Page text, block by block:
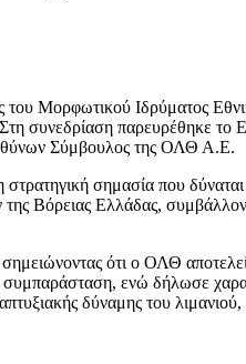
του Μορφωτικού Ιδρύματος
συνεδρίαση παρευρέθηκε το
Σύμβουλος της ΟΛΘ Α.Ε.
σημασία που δύναται
Βόρειας Ελλάδας,
ότι ο ΟΛΘ
ενώ δήλωσε
δύναμης του